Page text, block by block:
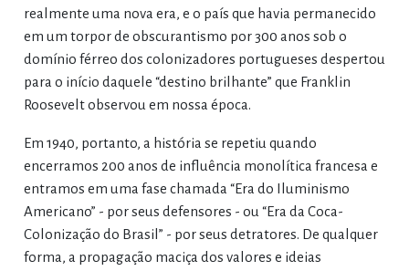
realmente uma nova era, e o país que havia permanecido
em um torpor de obscurantismo por 300 anos sob o
domínio férreo dos colonizadores portugueses despertou
para o início daquele “destino brilhante” que Franklin
Roosevelt observou em nossa época.
Em 1940, portanto, a história se repetiu quando
encerramos 200 anos de influência monolítica francesa e
entramos em uma fase chamada “Era do Iluminismo
Americano” - por seus defensores - ou “Era da Coca-
Colonização do Brasil” - por seus detratores. De qualquer
forma, a propagação maciça dos valores e ideias